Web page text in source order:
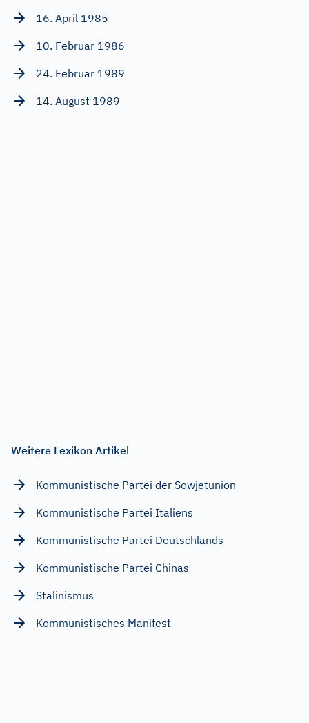
16. April 1985
10. Februar 1986
24. Februar 1989
14. August 1989
Weitere Lexikon Artikel
Kommunistische Partei der Sowjetunion
Kommunistische Partei Italiens
Kommunistische Partei Deutschlands
Kommunistische Partei Chinas
Stalinismus
Kommunistisches Manifest